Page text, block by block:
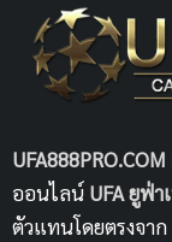
ออนไลน์ UFAยูฟ่า
ตัวแทนโดยตรงจาก